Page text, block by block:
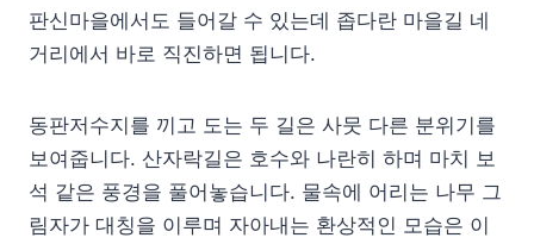
판신마을에서도 들어갈 수 있는데 좁다란 마을길 네
거리에서 바로 직진하면 됩니다.
동판저수지를 끼고 도는 두 길은 사뭇 다른 분위기를
보여줍니다. 산자락길은 호수와 나란히 하며 마치 보
석 같은 풍경을 풀어놓습니다. 물속에 어리는 나무 그
림자가 대칭을 이루며 자아내는 환상적인 모습은 이